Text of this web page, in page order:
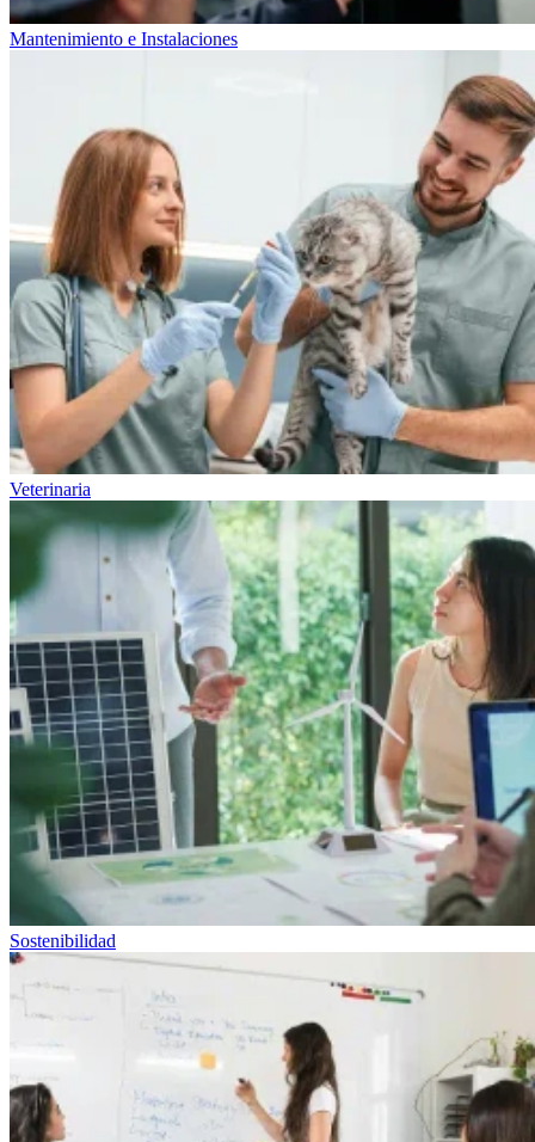
Mantenimiento e Instalaciones
Veterinaria
Sostenibilidad